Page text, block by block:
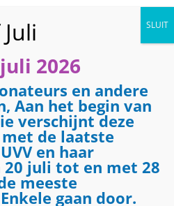
2026
en andere
Aan het begin van
verschijnt deze
de laatste
en haar
juli tot en met 28
meeste
gaan door.